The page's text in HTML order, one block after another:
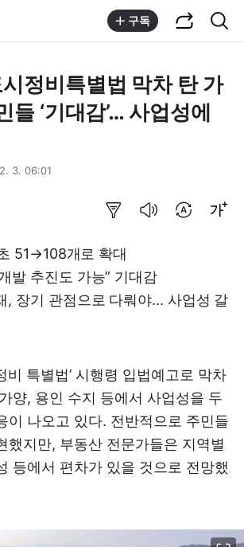
구독
정비특별법 막차 탄 가
들 ‘기대감’… 사업성에
3. 06:01
51→108개로 확대
발 추진도 가능” 기대감
, 장기 관점으로 다뤄야... 사업성 갈
비 특별법’ 시행령 입법예고로 막차
양, 용인 수지 등에서 사업성을 두
이 나오고 있다. 전반적으로 주민들
했지만, 부동산 전문가들은 지역별
등에서 편차가 있을 것으로 전망했